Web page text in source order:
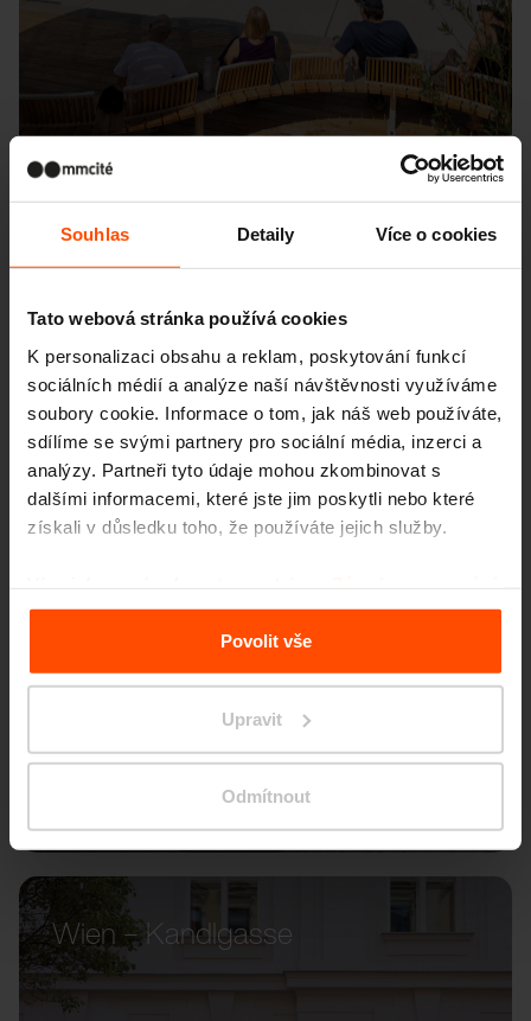
Souhlas Detaily Více o cookies
Tato webová stránka používá cookies
K personalizaci obsahu a reklam, poskytování funkcí
sociálních médií a analýze naší návštěvnosti využíváme
soubory cookie. Informace o tom, jak náš web používáte,
sdílíme se svými partnery pro sociální média, inzerci a
analýzy. Partneři tyto údaje mohou zkombinovat s
dalšími informacemi, které jste jim poskytli nebo které
získali v důsledku toho, že používáte jejich služby.
osobních údajů.
Povolit vše
Upravit
Odmítnout
Seattle – Popup park
Wien – Kandlgasse